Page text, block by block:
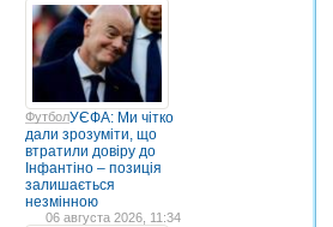
ФутболУЄФА: Ми чітко
дали зрозуміти, що
втратили довіру до
Інфантіно – позиція
залишається
незмінною
06 августа 2026, 11:34